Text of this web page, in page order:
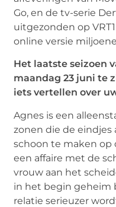
Go, en de tv-serie
uitgezonden op
online versie
Het laatste seizoen
maandag 23 juni te
iets vertellen over
Agnes is een
zonen die de eindjes
schoon te maken op
een affaire met de
vrouw aan het
in het begin geheim
relatie serieuzer